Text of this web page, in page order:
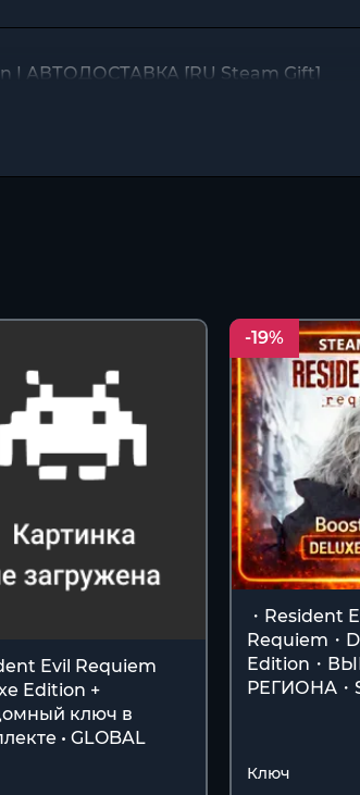
| АВТОДОСТАВКА [RU Steam Gift]
Evil Requiem
Edition +
ключ в
• GLOBAL
-19%
・Resident
Requiem・
Edition・
РЕГИОНА・
Ключ